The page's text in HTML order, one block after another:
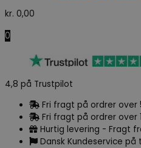
kr. 0,00
0
4,8 på Trustpilot
Fri fragt på ordrer
Fri fragt på ordrer over
Hurtig levering - Fragt
Dansk Kundeservice på